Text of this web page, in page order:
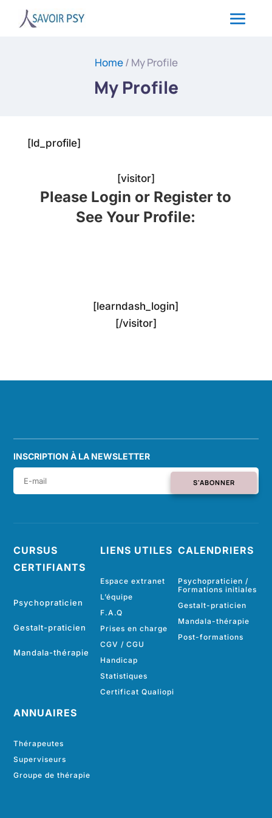
Home/ My Profile
My Profile
[ld_profile]
[visitor]
Please Login or Register to
See Your Profile:
[learndash_login]
[/visitor]
INSCRIPTION À LA NEWSLETTER
S'ABONNER
CURSUS
CERTIFIANTS
Psychopraticien
Gestalt-praticien
Mandala-thérapie
ANNUAIRES
Thérapeutes
Superviseurs
Groupe de thérapie
LIENS UTILES
Espace extranet
L’équipe
F.A.Q
Prises en charge
CGV / CGU
Handicap
Statistiques
Certificat Qualiopi
CALENDRIERS
Psychopraticien /
Formations initiales
Gestalt-praticien
Mandala-thérapie
Post-formations